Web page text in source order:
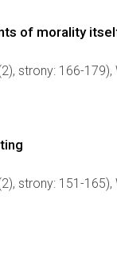
of morality
strony: 166-179),
strony: 151-165),